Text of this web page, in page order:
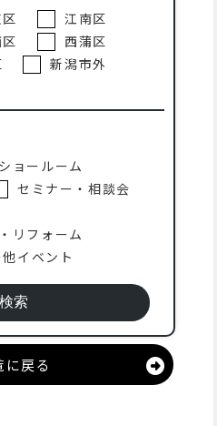
江南区
区
西蒲区
新潟市外
ョールーム
セミナー・相談会
リフォーム
イベント
に戻る